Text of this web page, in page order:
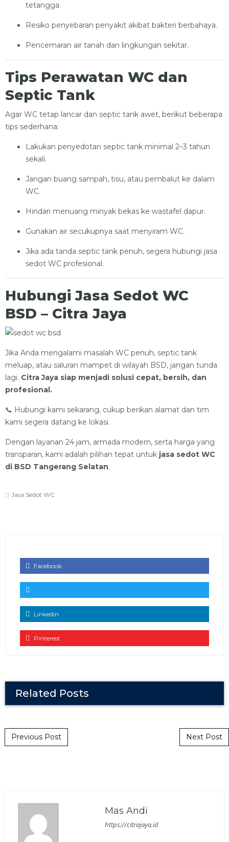
tetangga.
Resiko penyebaran penyakit akibat bakteri berbahaya.
Pencemaran air tanah dan lingkungan sekitar.
Tips Perawatan WC dan
Septic Tank
Agar WC tetap lancar dan septic tank awet, berikut beberapa
tips sederhana:
Lakukan penyedotan septic tank minimal 2–3 tahun
sekali.
Jangan buang sampah, tisu, atau pembalut ke dalam
WC.
Hindari menuang minyak bekas ke wastafel dapur.
Gunakan air secukupnya saat menyiram WC.
Jika ada tanda septic tank penuh, segera hubungi jasa
sedot WC profesional.
Hubungi Jasa Sedot WC
BSD – Citra Jaya
Jika Anda mengalami masalah WC penuh, septic tank
meluap, atau saluran mampet di wilayah BSD, jangan tunda
lagi. Citra Jaya siap menjadi solusi cepat, bersih, dan
profesional.
📞 Hubungi kami sekarang, cukup berikan alamat dan tim
kami segera datang ke lokasi.
Dengan layanan 24 jam, armada modern, serta harga yang
transparan, kami adalah pilihan tepat untuk jasa sedot WC
di BSD Tangerang Selatan.
Jasa Sedot WC
Facebook
Linkedin
Pinterest
Related Posts
Post navigation
Previous Post Next Post
Mas Andi
https://citrajaya.id